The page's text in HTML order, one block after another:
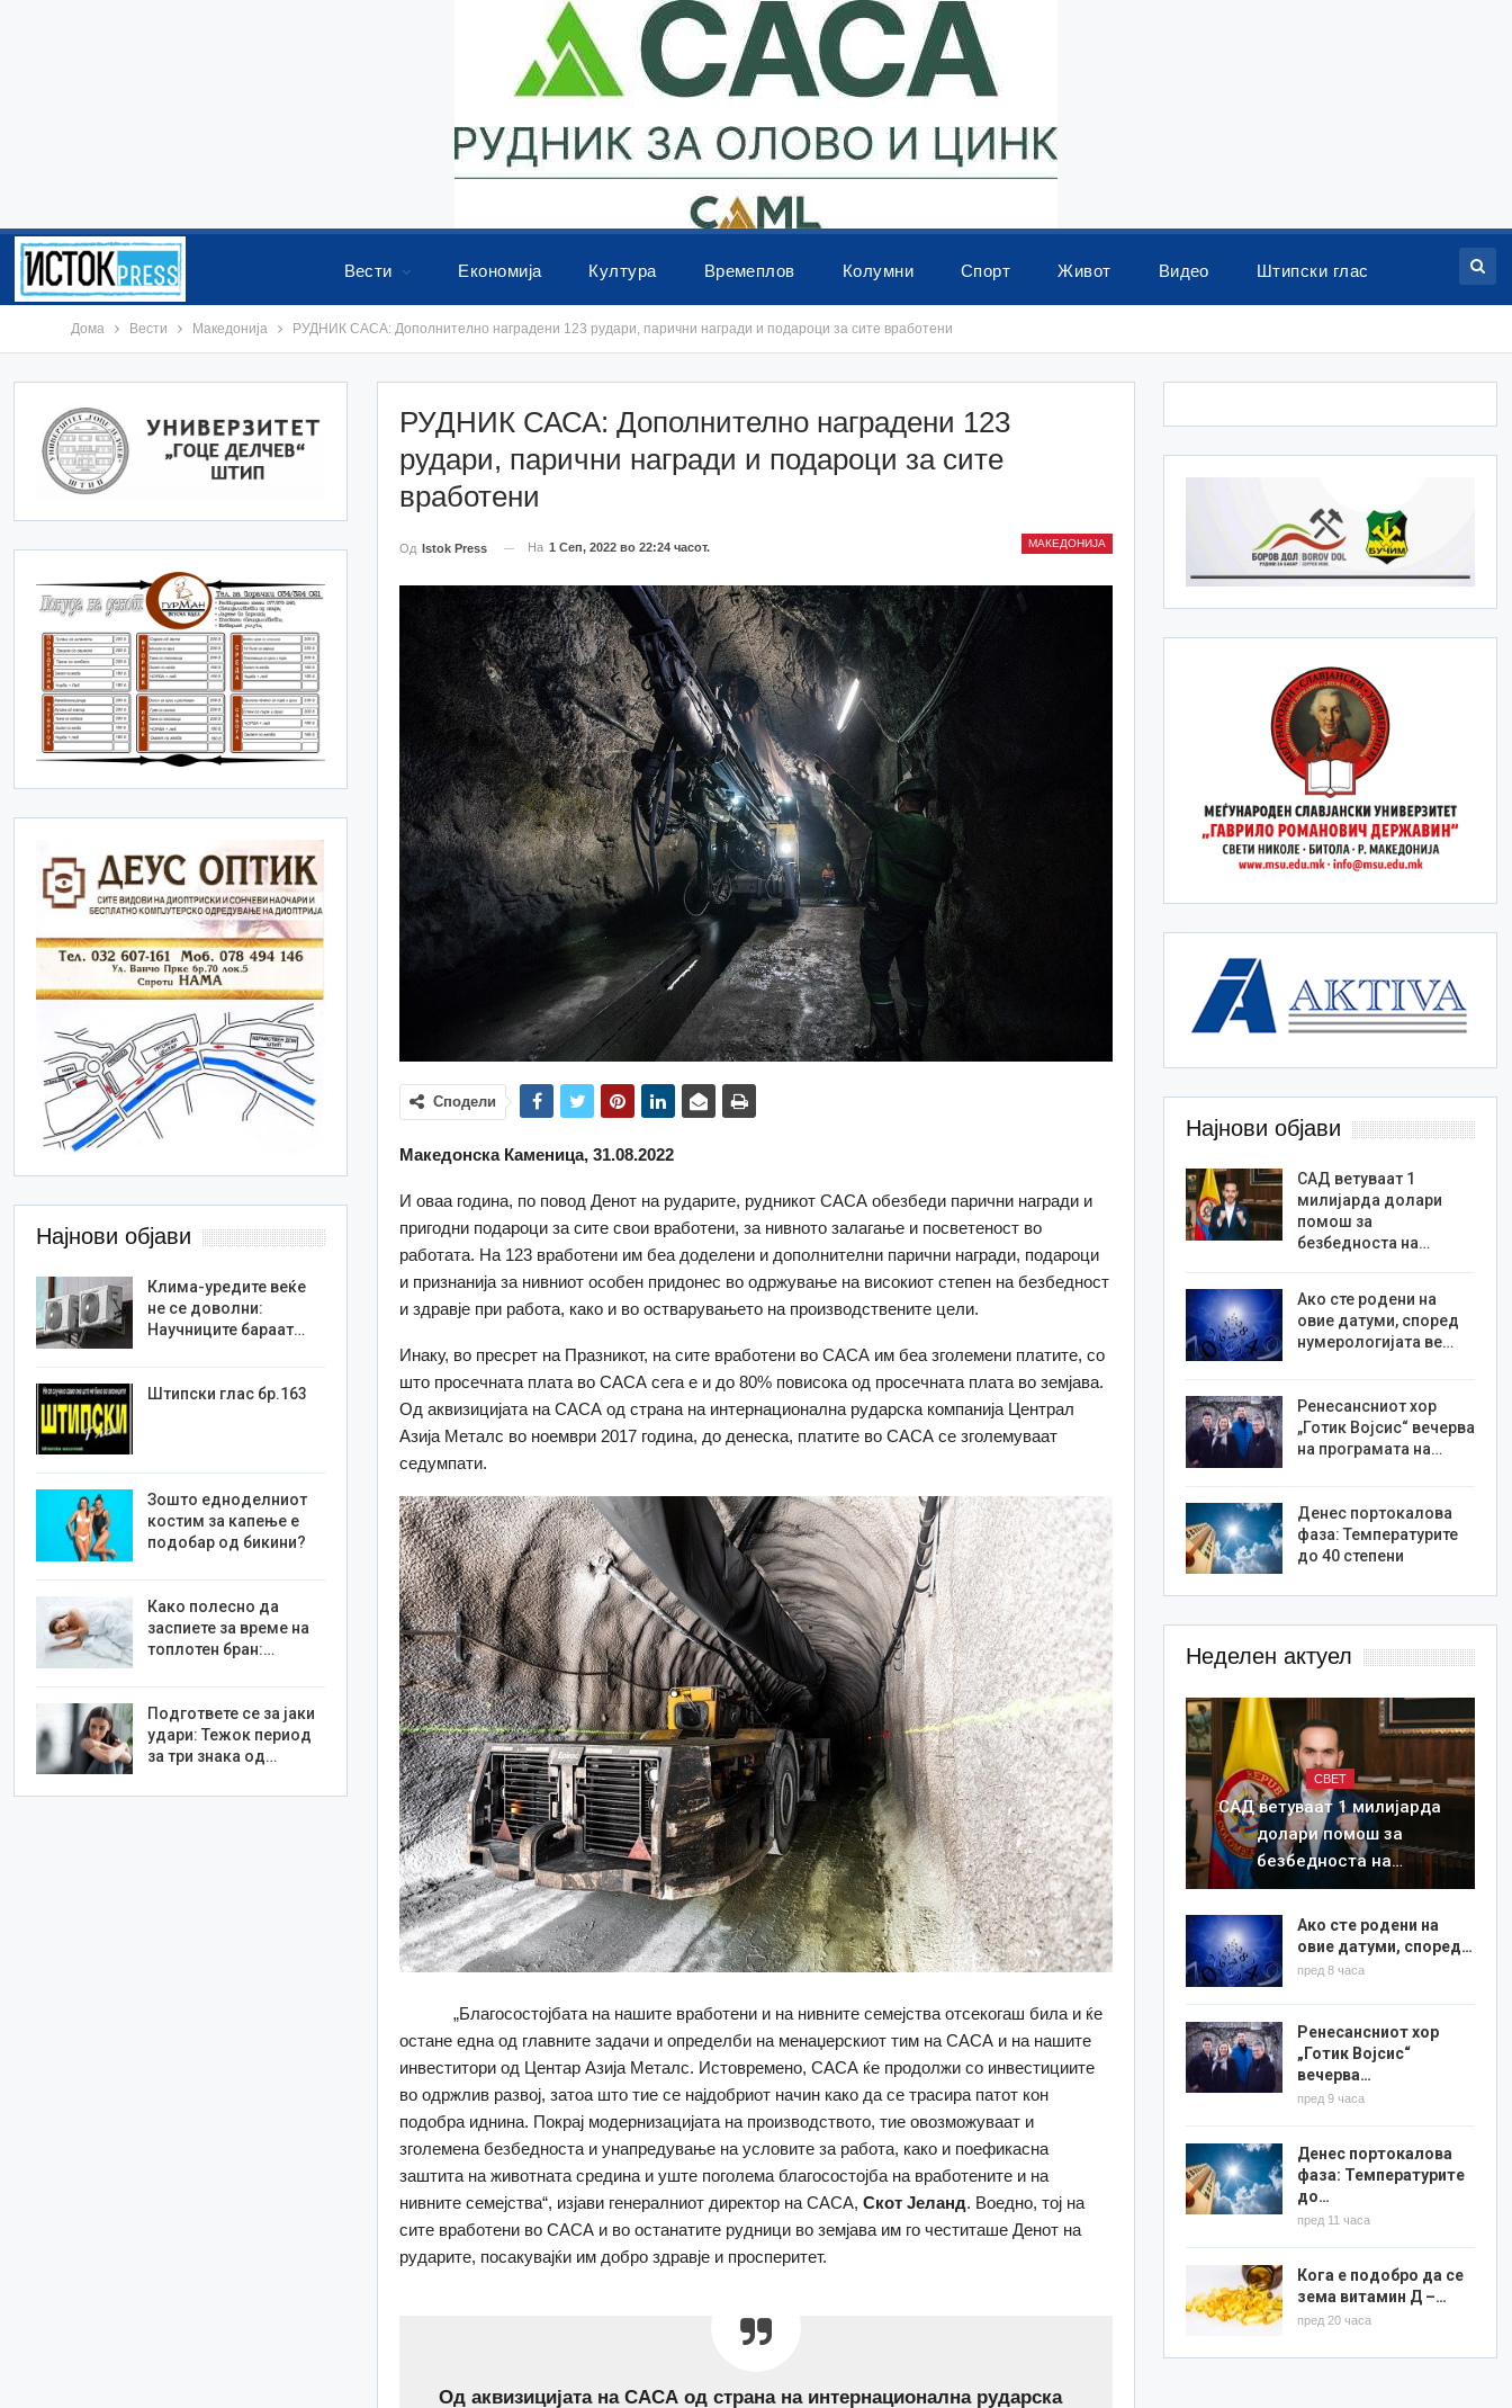
Вести Економија Култура Времеплов Колумни Спорт Живот Видео Штипски глас
Дома Вести Македонија РУДНИК САСА: Дополнително наградени 123 рудари, парични награди и подароци за сите вработени
РУДНИК САСА: Дополнително наградени 123
рудари, парични награди и подароци за сите
вработени
МАКЕДОНИЈА
Од Istok Press На 1 Сеп, 2022 во 22:24 часот.
Сподели
Македонска Каменица, 31.08.2022
И оваа година, по повод Денот на рударите, рудникот САСА обезбеди парични награди и
пригодни подароци за сите свои вработени, за нивното залагање и посветеност во
работата. На 123 вработени им беа доделени и дополнителни парични награди, подароци
и признанија за нивниот особен придонес во одржување на високиот степен на безбедност
и здравје при работа, како и во остварувањето на производствените цели.
Инаку, во пресрет на Празникот, на сите вработени во САСА им беа зголемени платите, со
што просечната плата во САСА сега е и до 80% повисока од просечната плата во земјава.
Од аквизицијата на САСА од страна на интернационална рударска компанија Централ
Азија Металс во ноември 2017 година, до денеска, платите во САСА се зголемуваат
седумпати.
„Благосостојбата на нашите вработени и на нивните семејства отсекогаш била и ќе
остане една од главните задачи и определби на менаџерскиот тим на САСА и на нашите
инвеститори од Центар Азија Металс. Истовремено, САСА ќе продолжи со инвестициите
во одржлив развој, затоа што тие се најдобриот начин како да се трасира патот кон
подобра иднина. Покрај модернизацијата на производството, тие овозможуваат и
зголемена безбедноста и унапредување на условите за работа, како и поефикасна
заштита на животната средина и уште поголема благосостојба на вработените и на
нивните семејства“, изјави генералниот директор на САСА,Скот Јеланд. Воедно, тој на
сите вработени во САСА и во останатите рудници во земјава им го честиташе Денот на
рударите, посакувајќи им добро здравје и просперитет.
Од аквизицијата на САСА од страна на интернационална рударска
Најнови објави
САД ветуваат 1
милијарда долари
помош за
безбедноста на…
Ако сте родени на
овие датуми, според
нумерологијата ве…
Ренесансниот хор
„Готик Војсис“ вечерва
на програмата на…
Денес портокалова
фаза: Температурите
до 40 степени
Неделен актуел
СВЕТ
САД ветуваат 1 милијарда
долари помош за
безбедноста на…
Ако сте родени на
овие датуми, според…
пред 8 часа
Ренесансниот хор
„Готик Војсис“
вечерва…
пред 9 часа
Денес портокалова
фаза: Температурите
до…
пред 11 часа
Кога е подобро да се
зема витамин Д –…
пред 20 часа
Најнови објави
Клима-уредите веќе
не се доволни:
Научниците бараат…
Штипски глас бр.163
Зошто едноделниот
костим за капење е
подобар од бикини?
Како полесно да
заспиете за време на
топлотен бран:…
Подгответе се за јаки
удари: Тежок период
за три знака од…